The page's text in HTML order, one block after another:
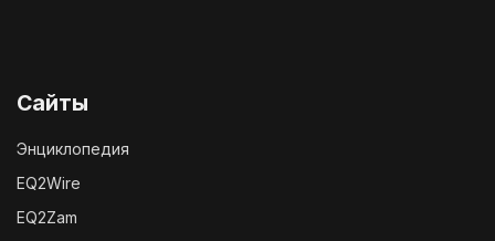
Сайты
Энциклопедия
EQ2Wire
EQ2Zam